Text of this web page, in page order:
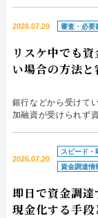
か。 このようなケー
2026.07.20 審査・必要
リスケ中でも
い場合の方法
銀行などから受けて
加融資が受けられず
が難しくなるのが一
が全て断たれてしま
2026.07.20
スピード・
資金調達情
即日で資金調
現金化する手